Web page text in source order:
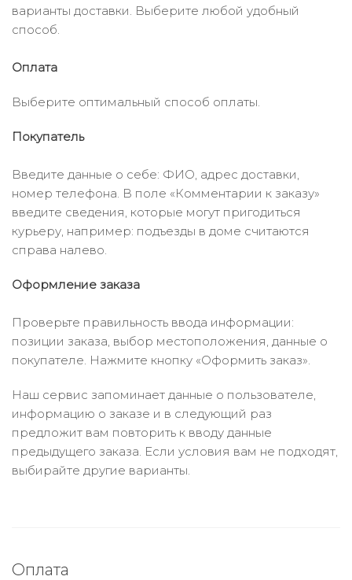
варианты доставки. Выберите любой удобный
способ.
Оплата
Выберите оптимальный способ оплаты.
Покупатель
Введите данные о себе: ФИО, адрес доставки,
номер телефона. В поле «Комментарии к заказу»
введите сведения, которые могут пригодиться
курьеру, например: подъезды в доме считаются
справа налево.
Оформление заказа
Проверьте правильность ввода информации:
позиции заказа, выбор местоположения, данные о
покупателе. Нажмите кнопку «Оформить заказ».
Наш сервис запоминает данные о пользователе,
информацию о заказе и в следующий раз
предложит вам повторить к вводу данные
предыдущего заказа. Если условия вам не подходят,
выбирайте другие варианты.
Оплата